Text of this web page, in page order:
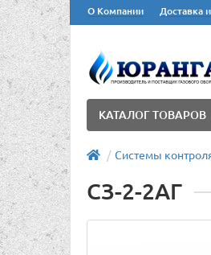
О Компании Доставка
КАТАЛОГ ТОВАРОВ
Системы
СЗ-2-2АГ